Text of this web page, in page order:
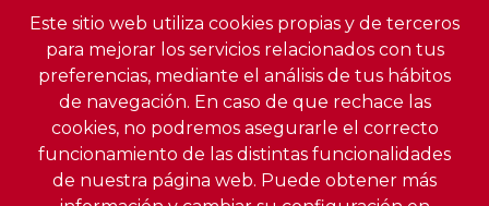
Este sitio web utiliza cookies propias y de terceros
para mejorar los servicios relacionados con tus
preferencias, mediante el análisis de tus hábitos
de navegación. En caso de que rechace las
cookies, no podremos asegurarle el correcto
funcionamiento de las distintas funcionalidades
de nuestra página web. Puede obtener más